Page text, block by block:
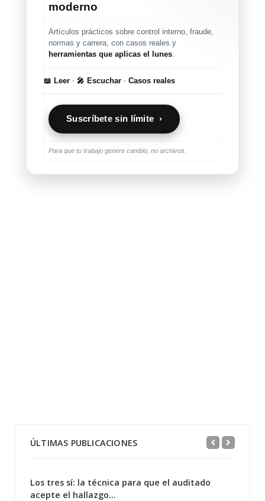
moderno
Artículos prácticos sobre control interno, fraude,
normas y carrera, con casos reales y
herramientas que aplicas el lunes.
📖 Leer · 🎤 Escuchar · Casos reales
Suscríbete sin límite ›
Para que tu trabajo genere cambio, no archivos.
ÚLTIMAS PUBLICACIONES
Los tres sí: la técnica para que el auditado
acepte el hallazgo...